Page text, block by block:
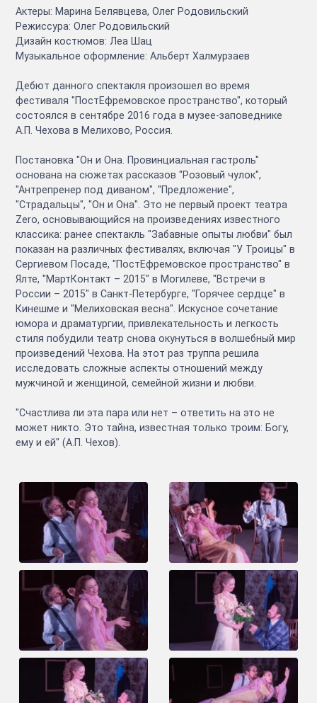
Актеры: Марина Белявцева, Олег Родовильский
Режиссура: Олег Родовильский
Дизайн костюмов: Леа Шац
Музыкальное оформление: Альберт Халмурзаев
Дебют данного спектакля произошел во время
фестиваля "ПостЕфремовское пространство", который
состоялся в сентябре 2016 года в музее-заповеднике
А.П. Чехова в Мелихово, Россия.
Постановка "Он и Она. Провинциальная гастроль"
основана на сюжетах рассказов "Розовый чулок",
"Антрепренер под диваном", "Предложение",
"Страдальцы", "Он и Она". Это не первый проект театра
Zero, основывающийся на произведениях известного
классика: ранее спектакль "Забавные опыты любви" был
показан на различных фестивалях, включая "У Троицы" в
Сергиевом Посаде, "ПостЕфремовское пространство" в
Ялте, "МартКонтакт – 2015" в Могилеве, "Встречи в
России – 2015" в Санкт-Петербурге, "Горячее сердце" в
Кинешме и "Мелиховская весна". Искусное сочетание
юмора и драматургии, привлекательность и легкость
стиля побудили театр снова окунуться в волшебный мир
произведений Чехова. На этот раз труппа решила
исследовать сложные аспекты отношений между
мужчиной и женщиной, семейной жизни и любви.
"Счастлива ли эта пара или нет – ответить на это не
может никто. Это тайна, известная только троим: Богу,
ему и ей" (А.П. Чехов).